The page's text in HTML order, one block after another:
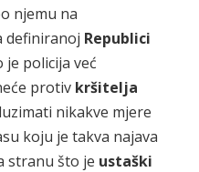
njemu na
definiranoj Republici
je policija već
protiv kršitelja
nikakve mjere
koju je takva najava
stranu što je ustaški